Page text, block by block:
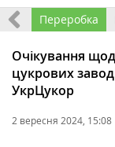
Переробка
Очікування
цукрових
УкрЦукор
2 вересня 2024, 15:08